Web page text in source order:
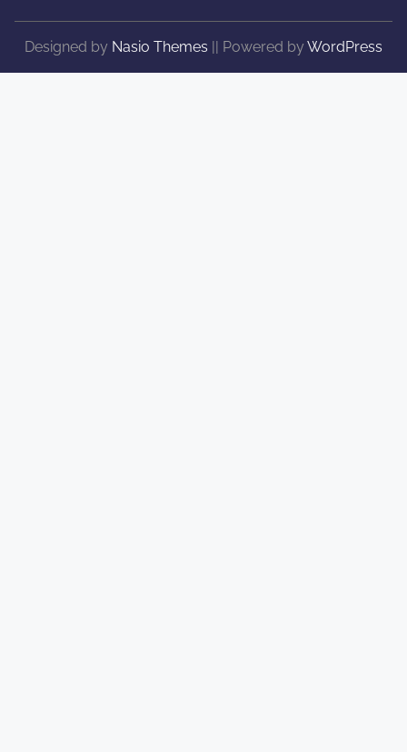
Designed by Nasio Themes || Powered by WordPress